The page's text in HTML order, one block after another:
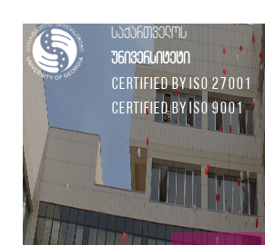
საქართველოს
უნივერსიტეტი
Certified by ISO 27001
Certified by ISO 9001